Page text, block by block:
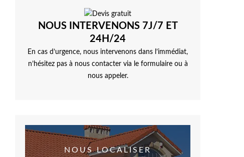
NOUS INTERVENONS 7J/7 ET
24H/24
En cas d’urgence, nous intervenons dans l’immédiat,
n’hésitez pas à nous contacter via le formulaire ou à
nous appeler.
NOUS LOCALISER